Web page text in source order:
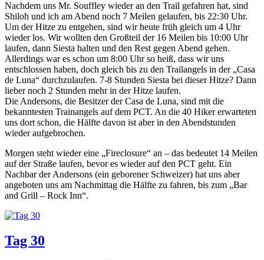
Nachdem uns Mr. Souffley wieder an den Trail gefahren hat, sind
Shiloh und ich am Abend noch 7 Meilen gelaufen, bis 22:30 Uhr.
Um der Hitze zu entgehen, sind wir heute früh gleich um 4 Uhr
wieder los. Wir wollten den Großteil der 16 Meilen bis 10:00 Uhr
laufen, dann Siesta halten und den Rest gegen Abend gehen.
Allerdings war es schon um 8:00 Uhr so heiß, dass wir uns
entschlossen haben, doch gleich bis zu den Trailangels in der „Casa
de Luna“ durchzulaufen. 7-8 Stunden Siesta bei dieser Hitze? Dann
lieber noch 2 Stunden mehr in der Hitze laufen.
Die Andersons, die Besitzer der Casa de Luna, sind mit die
bekanntesten Trainangels auf dem PCT. An die 40 Hiker erwarteten
uns dort schon, die Hälfte davon ist aber in den Abendstunden
wieder aufgebrochen.
Morgen steht wieder eine „Fireclosure“ an – das bedeutet 14 Meilen
auf der Straße laufen, bevor es wieder auf den PCT geht. Ein
Nachbar der Andersons (ein geborener Schweizer) hat uns aber
angeboten uns am Nachmittag die Hälfte zu fahren, bis zum „Bar
and Grill – Rock Inn“.
Tag 30